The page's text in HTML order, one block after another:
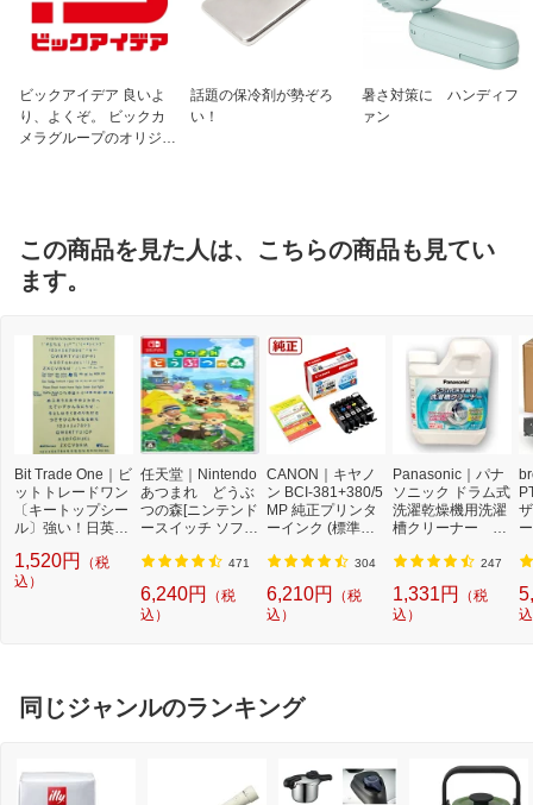
ビックアイデア 良いよ
り、よくぞ。 ビックカ
メラグループのオリジナ
話題の保冷剤が勢ぞろ
い！
暑さ対策に ハンディフ
ァン
この商品を見た人は、こちらの商品も見てい
ます。
Bit Trade One｜ビ
ットトレードワン
〔キートップシー
ル〕強い！日英対
プシールセット ブ
ルー DYKTSBL
1,520円
（税
込）
任天堂｜Nintendo
あつまれ どうぶ
つの森[ニンテンド
ースイッチ ソフ
471
6,240円
（税
込）
CANON｜キヤノ
ン BCI-381+380/5
MP 純正プリンタ
ーインク (標準容
3813805MP] 304
6,210円
（税
込）
Panasonic｜パナ
ソニック ドラム式
洗濯乾燥機用洗濯
槽クリーナー N-
機 洗浄 洗剤 750m
l NW2]【rb_pcp】
247
1,331円
（税
込）
T
同じジャンルのランキング